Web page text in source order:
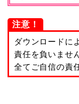
ダウンロードに
責任を負いませ
全てご自信の責
注意！